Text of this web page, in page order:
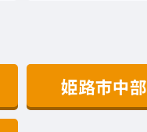
姫路市中部